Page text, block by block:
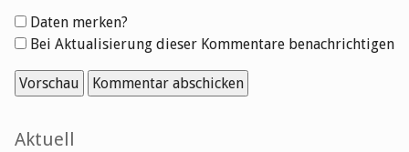
Formular-
Optionen
Daten merken?
Bei Aktualisierung dieser Kommentare benachrichtigen
Seitenleiste
Aktuell